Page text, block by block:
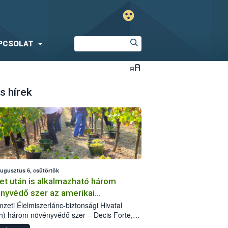
hírek
6, csütörtök
után is alkalmazható három
szer az amerikai
ellen
Élelmiszerlánc-biztonsági Hivatal
három növényvédő szer – Decis Forte,
24 EW, Oroganic – engedélyokiratát